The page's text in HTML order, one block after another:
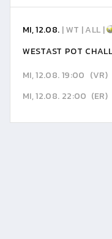
MI, 12.08. | WT | ALL |
WESTAST POT
MI, 12.08. 19:00 (VR)
MI, 12.08. 22:00 (ER)